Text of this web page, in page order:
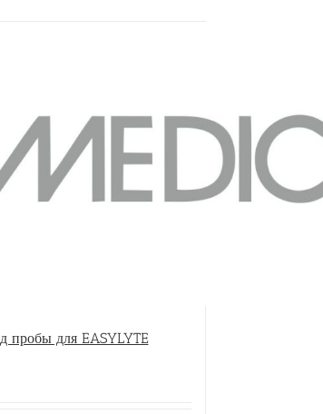
пробы для EASYLYTE
ООО "ЛАБИНВЕСТ"
Разработка сайтов.